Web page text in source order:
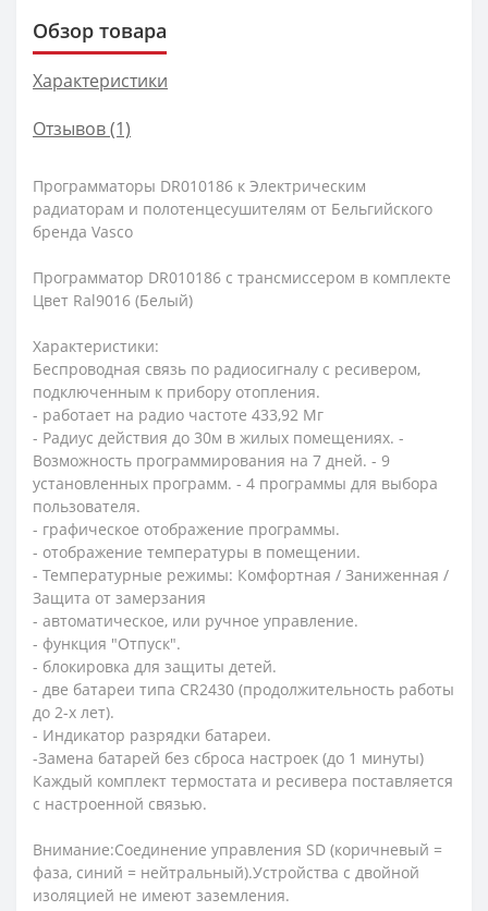
Обзор товара
Характеристики
Отзывов (1)
Программаторы DR010186 к Электрическим
радиаторам и полотенцесушителям от Бельгийского
бренда Vasco
Программатор DR010186 с трансмиссером в комплекте
Цвет Ral9016 (Белый)
Характеристики:
Беспроводная связь по радиосигналу с ресивером,
подключенным к прибору отопления.
- работает на радио частоте 433,92 Мг
- Радиус действия до 30м в жилых помещениях. -
Возможность программирования на 7 дней. - 9
установленных программ. - 4 программы для выбора
пользователя.
- графическое отображение программы.
- отображение температуры в помещении.
- Температурные режимы: Комфортная / Заниженная /
Защита от замерзания
- автоматическое, или ручное управление.
- функция "Отпуск".
- блокировка для защиты детей.
- две батареи типа CR2430 (продолжительность работы
до 2-х лет).
- Индикатор разрядки батареи.
-Замена батарей без сброса настроек (до 1 минуты)
Каждый комплект термостата и ресивера поставляется
с настроенной связью.
Внимание:Соединение управления SD (коричневый =
фаза, синий = нейтральный).Устройства с двойной
изоляцией не имеют заземления.